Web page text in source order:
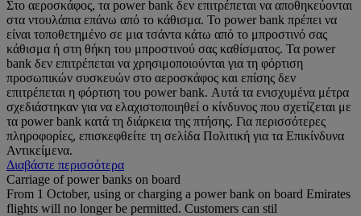
Στο αεροσκάφος, τα power bank δεν επιτρέπεται να αποθηκεύονται
στα ντουλάπια επάνω από το κάθισμα. Το power bank πρέπει να
είναι τοποθετημένο σε μια τσάντα κάτω από το μπροστινό σας
κάθισμα ή στη θήκη του μπροστινού σας καθίσματος. Τα power
bank δεν επιτρέπεται να χρησιμοποιούνται για τη φόρτιση
προσωπικών συσκευών στο αεροσκάφος και επίσης δεν
επιτρέπεται η φόρτιση του power bank. Αυτά τα ενισχυμένα μέτρα
σχεδιάστηκαν για να ελαχιστοποιηθεί ο κίνδυνος που σχετίζεται με
τα power bank κατά τη διάρκεια της πτήσης. Για περισσότερες
πληροφορίες, επισκεφθείτε τη σελίδα Πολιτική για τα Επικίνδυνα
Αντικείμενα.
Διαβάστε περισσότερα
Carriage of power banks on board
From 1 October, using or charging a power bank on board Emirates
flights will no longer be permitted. Customers can stil